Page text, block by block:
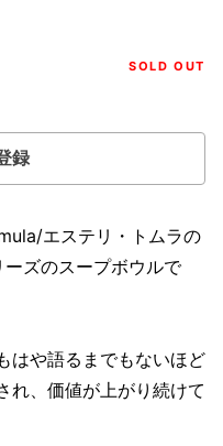
SOLD OUT
録
エステリ・トムラの
ズのスープボウルで
はや語るまでもないほど
れ、価値が上がり続けて